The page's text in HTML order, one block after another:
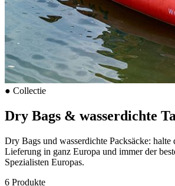
● Collectie
Dry Bags & wasserdichte
Dry Bags und wasserdichte Packsäcke: halte
Lieferung in ganz Europa und immer der
Spezialisten Europas.
6 Produkte